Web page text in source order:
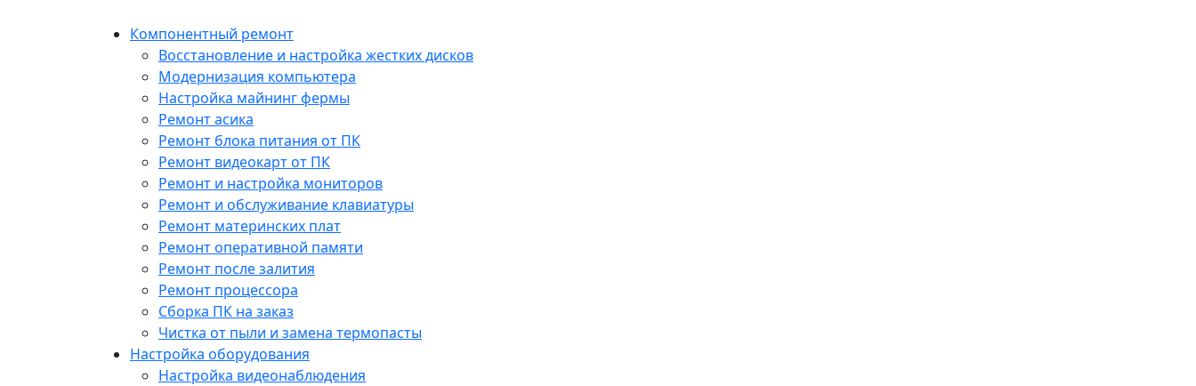
Компонентный ремонт
Восстановление и настройка жестких дисков
Модернизация компьютера
Настройка майнинг фермы
Ремонт асика
Ремонт блока питания от ПК
Ремонт видеокарт от ПК
Ремонт и настройка мониторов
Ремонт и обслуживание клавиатуры
Ремонт материнских плат
Ремонт оперативной памяти
Ремонт после залития
Ремонт процессора
Сборка ПК на заказ
Чистка от пыли и замена термопасты
Настройка оборудования
Настройка видеонаблюдения